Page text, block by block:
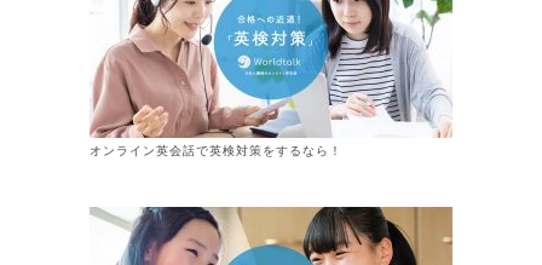
オンライン英会話で英検対策をするなら！